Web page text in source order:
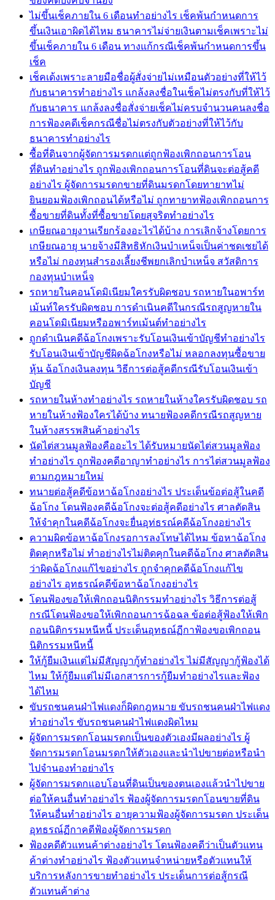
ไม่ขึ้นเช็คภายใน 6 เดือนทำอย่างไร เช็คพ้นกำหนดการ
ขึ้นเงินเอาผิดได้ไหม ธนาคารไม่จ่ายเงินตามเช็คเพราะไม่
ขึ้นเช็คภายใน 6 เดือน ทางแก้กรณีเช็คพ้นกำหนดการขึ้น
เช็ค
เช็คเด้งเพราะลายมือชื่อผู้สั่งจ่ายไม่เหมือนตัวอย่างที่ให้ไว้
กับธนาคารทำอย่างไร แกล้งลงชื่อในเช็คไม่ตรงกับที่ให้ไว้
กับธนาคาร แกล้งลงชื่อสั่งจ่ายเช็คไม่ครบจำนวนคนลงชื่อ
การฟ้องคดีเช็คกรณีชื่อไม่ตรงกับตัวอย่างที่ให้ไว้กับ
ธนาคารทำอย่างไร
ซื้อที่ดินจากผู้จัดการมรดกแต่ถูกฟ้องเพิกถอนการโอน
ที่ดินทำอย่างไร ถูกฟ้องเพิกถอนการโอนที่ดินจะต่อสู้คดี
อย่างไร ผู้จัดการมรดกขายที่ดินมรดกโดยทายาทไม่
ยินยอมฟ้องเพิกถอนได้หรือไม่ ถูกทายาทฟ้องเพิกถอนการ
ซื้อขายที่ดินทั้งที่ซื้อขายโดยสุจริตทำอย่างไร
เกษียณอายุงานเรียกร้องอะไรได้บ้าง การเลิกจ้างโดยการ
เกษียณอายุ นายจ้างมีสิทธิหักเงินบำเหน็จเป็นค่าชดเชยได้
หรือไม่ กองทุนสำรองเลี้ยงชีพยกเลิกบำเหน็จ สวัสดิการ
กองทุนบำเหน็จ
รถหายในคอนโดมิเนียมใครรับผิดชอบ รถหายในอพาร์ท
เม้นท์ใครรับผิดชอบ การดำเนินคดีในกรณีรถสูญหายใน
คอนโดมิเนียมหรืออพาร์ทเม้นต์ทำอย่างไร
ถูกดำเนินคดีฉ้อโกงเพราะรับโอนเงินเข้าบัญชีทำอย่างไร
รับโอนเงินเข้าบัญชีผิดฉ้อโกงหรือไม่ หลอกลงทุนซื้อขาย
หุ้น ฉ้อโกงเงินลงทุน วิธีการต่อสู้คดีกรณีรับโอนเงินเข้า
บัญชี
รถหายในห้างทำอย่างไร รถหายในห้างใครรับผิดชอบ รถ
หายในห้างฟ้องใครได้บ้าง ทนายฟ้องคดีกรณีรถสูญหาย
ในห้างสรรพสินค้าอย่างไร
นัดไต่สวนมูลฟ้องคืออะไร ได้รับหมายนัดไต่สวนมูลฟ้อง
ทำอย่างไร ถูกฟ้องคดีอาญาทำอย่างไร การไต่สวนมูลฟ้อง
ตามกฎหมายใหม่
ทนายต่อสู้คดีข้อหาฉ้อโกงอย่างไร ประเด็นข้อต่อสู้ในคดี
ฉ้อโกง โดนฟ้องคดีฉ้อโกงจะต่อสู้คดีอย่างไร ศาลตัดสิน
ให้จำคุกในคดีฉ้อโกงจะยื่นอุท่ธรณ์คดีฉ้อโกงอย่างไร
ความผิดข้อหาฉ้อโกงรอการลงโทษได้ไหม ข้อหาฉ้อโกง
ติดคุกหรือไม่ ทำอย่างไรไม่ติดคุกในคดีฉ้อโกง ศาลตัดสิน
ว่าผิดฉ้อโกงแก้ไขอย่างไร ถูกจำคุกคดีฉ้อโกงแก้ไข
อย่างไร อุทธรณ์คดีข้อหาฉ้อโกงอย่างไร
โดนฟ้องขอให้เพิกถอนนิติกรรมทำอย่างไร วิธีการต่อสู้
กรณีโดนฟ้องขอให้เพิกถอนการฉ้อฉล ข้อต่อสู้ฟ้องให้เพิก
ถอนนิติกรรมหนีหนี้ ประเด็นอุทธณ์ฏีกาฟ้องขอเพิกถอน
นิติกรรมหนีหนี้
ให้กู้ยืมเงินแต่ไม่มีสัญญากู้ทำอย่างไร ไม่มีสัญญากู้ฟ้องได้
ไหม ให้กู้ยืมแต่ไม่มีเอกสารการกู้ยืมทำอย่างไรและฟ้อง
ได้ไหม
ขับรถชนคนฝ่าไฟแดงก็ผิดกฎหมาย ขับรถชนคนฝ่าไฟแดง
ทำอย่างไร ขับรถชนคนฝ่าไฟแดงผิดไหม
ผู้จัดการมรดกโอนมรดกเป็นของตัวเองมีผลอย่างไร ผู้
จัดการมรดกโอนมรดกให้ตัวเองและนำไปขายต่อหรือนำ
ไปจำนองทำอย่างไร
ผู้จัดการมรดกแอบโอนที่ดินเป็นของตนเองแล้วนำไปขาย
ต่อให้คนอื่นทำอย่างไร ฟ้องผู้จัดการมรดกโอนขายที่ดิน
ให้คนอื่นทำอย่างไร อายุความฟ้องผู้จัดการมรดก ประเด็น
อุทธรณ์ฏีกาคดีฟ้องผู้จัดการมรดก
ฟ้องคดีตัวแทนค้าต่างอย่างไร โดนฟ้องคดีว่าเป็นตัวแทน
ค้าต่างทำอย่างไร ฟ้องตัวแทนจำหน่ายหรือตัวแทนให้
บริการหลังการขายทำอย่างไร ประเด็นการต่อสู้กรณี
ตัวแทนค้าต่าง